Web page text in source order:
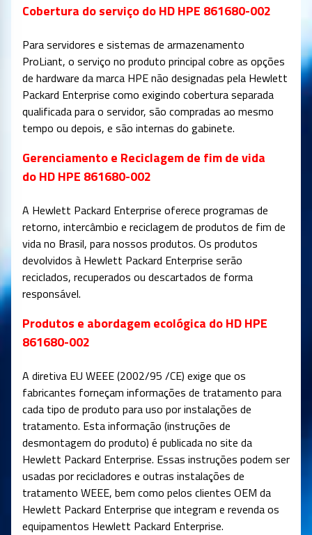
Cobertura do serviço do HD HPE 861680-002
Para servidores e sistemas de armazenamento
ProLiant, o serviço no produto principal cobre as opções
de hardware da marca HPE não designadas pela Hewlett
Packard Enterprise como exigindo cobertura separada
qualificada para o servidor, são compradas ao mesmo
tempo ou depois, e são internas do gabinete.
Gerenciamento e Reciclagem de fim de vida
do HD HPE 861680-002
A Hewlett Packard Enterprise oferece programas de
retorno, intercâmbio e reciclagem de produtos de fim de
vida no Brasil, para nossos produtos. Os produtos
devolvidos à Hewlett Packard Enterprise serão
reciclados, recuperados ou descartados de forma
responsável.
Produtos e abordagem ecológica do HD HPE
861680-002
A diretiva EU WEEE (2002/95 /CE) exige que os
fabricantes forneçam informações de tratamento para
cada tipo de produto para uso por instalações de
tratamento. Esta informação (instruções de
desmontagem do produto) é publicada no site da
Hewlett Packard Enterprise. Essas instruções podem ser
usadas por recicladores e outras instalações de
tratamento WEEE, bem como pelos clientes OEM da
Hewlett Packard Enterprise que integram e revenda os
equipamentos Hewlett Packard Enterprise.